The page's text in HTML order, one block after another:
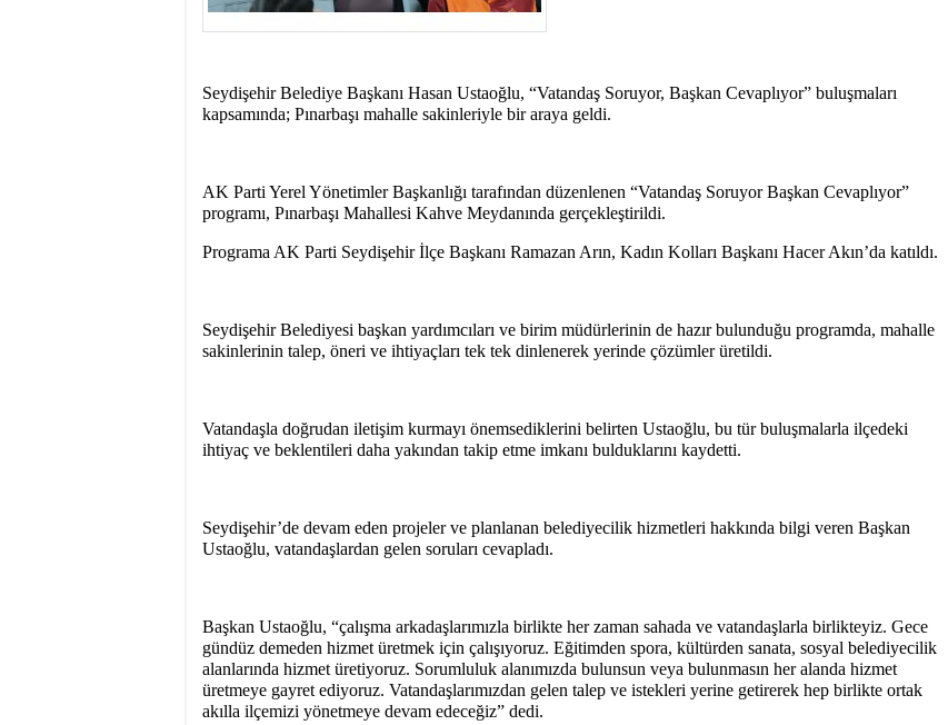
15:31 - Seydişehir'in Boyalı Mahallesi'nde "Mor Mucize"
Seydişehir Belediye Başkanı Hasan Ustaoğlu, “Vatandaş Soruyor, Başkan Cevaplıyor” buluşmaları
kapsamında; Pınarbaşı mahalle sakinleriyle bir araya geldi.
AK Parti Yerel Yönetimler Başkanlığı tarafından düzenlenen “Vatandaş Soruyor Başkan Cevaplıyor”
programı, Pınarbaşı Mahallesi Kahve Meydanında gerçekleştirildi.
Programa AK Parti Seydişehir İlçe Başkanı Ramazan Arın, Kadın Kolları Başkanı Hacer Akın’da katıldı.
Seydişehir Belediyesi başkan yardımcıları ve birim müdürlerinin de hazır bulunduğu programda, mahalle
sakinlerinin talep, öneri ve ihtiyaçları tek tek dinlenerek yerinde çözümler üretildi.
Vatandaşla doğrudan iletişim kurmayı önemsediklerini belirten Ustaoğlu, bu tür buluşmalarla ilçedeki
ihtiyaç ve beklentileri daha yakından takip etme imkanı bulduklarını kaydetti.
Seydişehir’de devam eden projeler ve planlanan belediyecilik hizmetleri hakkında bilgi veren Başkan
Ustaoğlu, vatandaşlardan gelen soruları cevapladı.
Başkan Ustaoğlu, “çalışma arkadaşlarımızla birlikte her zaman sahada ve vatandaşlarla birlikteyiz. Gece
gündüz demeden hizmet üretmek için çalışıyoruz. Eğitimden spora, kültürden sanata, sosyal belediyecilik
alanlarında hizmet üretiyoruz. Sorumluluk alanımızda bulunsun veya bulunmasın her alanda hizmet
üretmeye gayret ediyoruz. Vatandaşlarımızdan gelen talep ve istekleri yerine getirerek hep birlikte ortak
akılla ilçemizi yönetmeye devam edeceğiz” dedi.